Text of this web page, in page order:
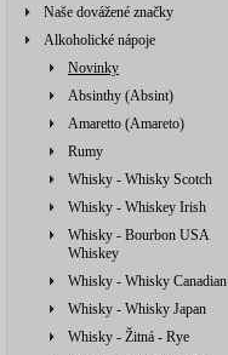
Naše dovážené značky
Alkoholické nápoje
Novinky
Absinthy (Absint)
Amaretto (Amareto)
Rumy
Whisky - Whisky Scotch
Whisky - Whiskey Irish
Whisky - Bourbon USA
Whiskey
Whisky - Whisky Canadian
Whisky - Whisky Japan
Whisky - Žitná - Rye